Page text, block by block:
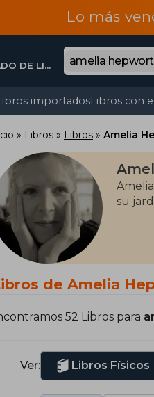
Lo más
CERCADO DE LIMA, Lima
importadosLibros con
Libros Libros Amelia
su
de Amelia
52 Libros para
Ver: Libros Físicos